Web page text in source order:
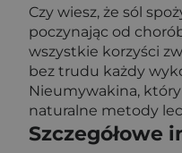
Czy wiesz, że sól
poczynając od
wszystkie korzyści
bez trudu każdy
Nieumywakina,
naturalne metody
Szczegółowe